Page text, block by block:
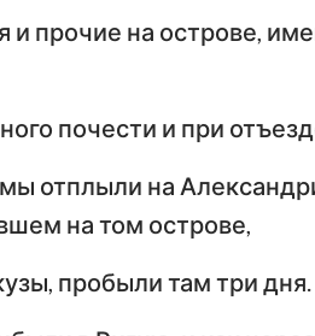
Петра
Иоанна
и прочие на острове,
почести и при
отплыли на
на том острове,
пробыли там три дня.